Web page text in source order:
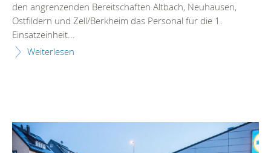
den angrenzenden Bereitschaften Altbach, Neuhausen,
Ostfildern und Zell/Berkheim das Personal für die 1.
Einsatzeinheit...
Weiterlesen